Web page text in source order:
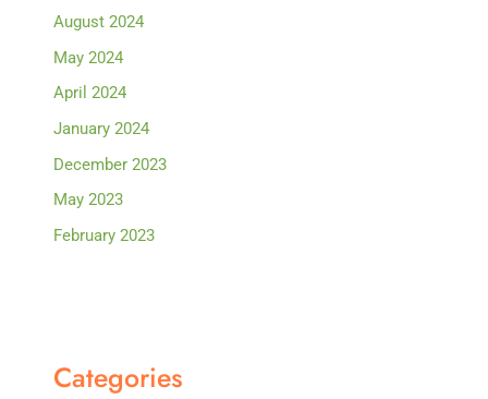
August 2024
May 2024
April 2024
January 2024
December 2023
May 2023
February 2023
Categories